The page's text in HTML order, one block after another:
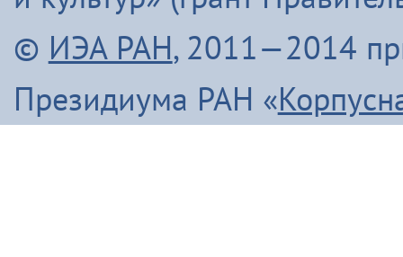
© ИЭА РАН, 2011—2014
Президиума РАН «